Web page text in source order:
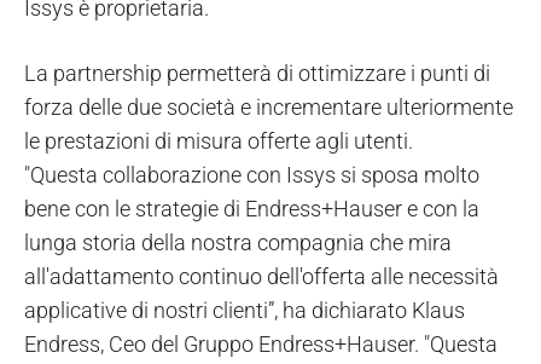
Issys è proprietaria.
La partnership permetterà di ottimizzare i punti di
forza delle due società e incrementare ulteriormente
le prestazioni di misura offerte agli utenti.
"Questa collaborazione con Issys si sposa molto
bene con le strategie di Endress+Hauser e con la
lunga storia della nostra compagnia che mira
all'adattamento continuo dell'offerta alle necessità
applicative di nostri clienti”, ha dichiarato Klaus
Endress, Ceo del Gruppo Endress+Hauser. "Questa